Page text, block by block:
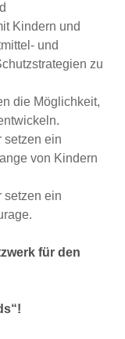
Kindern und
und
zu
die Möglichkeit,
setzen ein
von Kindern
setzen ein
für den